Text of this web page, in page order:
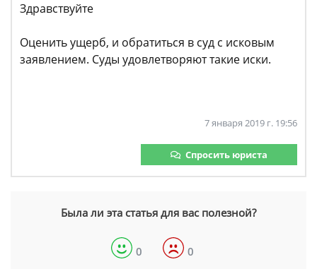
Здравствуйте
Оценить ущерб, и обратиться в суд с исковым
заявлением. Суды удовлетворяют такие иски.
7 января 2019 г. 19:56
Спросить юриста
Была ли эта статья для вас полезной?
0 0